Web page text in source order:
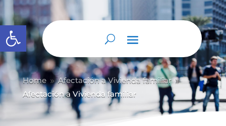
Abrir barra de herramientas
Home 9 Afectación a Vivienda familiar 9
Afectación a Vivienda familiar